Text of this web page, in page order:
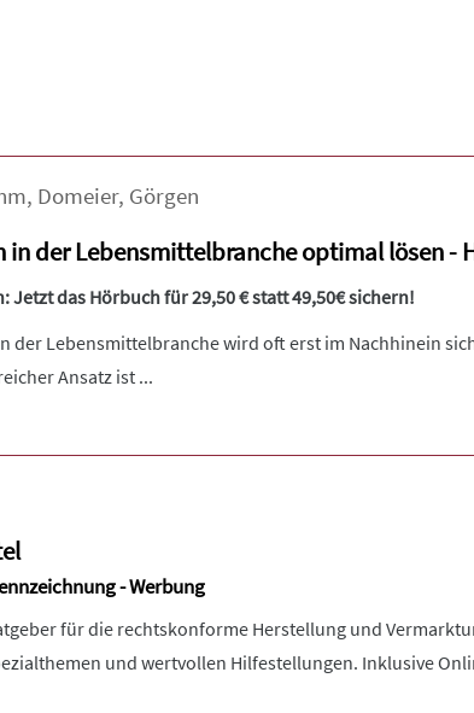
, Domeier, Görgen
in der Lebensmittelbranche optimal lösen -
Jetzt das Hörbuch für 29,50 € statt 49,50€ sichern!
der Lebensmittelbranche wird oft erst im Nachhinein
Ansatz ist ...
- Werbung
für die rechtskonforme Herstellung und
und wertvollen Hilfestellungen. Inklusive